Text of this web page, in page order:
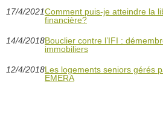
17/4/2021Comment puis-je atteindre la
financière?
14/4/2018Bouclier contre l’IFI :
immobiliers
12/4/2018Les logements seniors gérés
EMERA